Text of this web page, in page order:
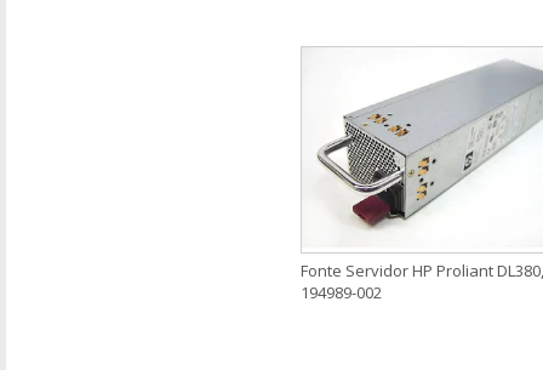
Fonte Servidor HP Proliant DL380,
194989-002